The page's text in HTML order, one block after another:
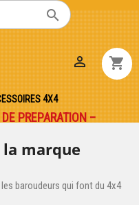

shopping_cart

4X4
PREPARATION –
marque
baroudeurs qui font du 4x4